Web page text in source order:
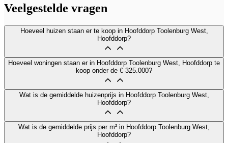
Veelgestelde vragen
Hoeveel huizen staan er te koop in Hoofddorp Toolenburg West,
Hoofddorp?
Hoeveel woningen staan er in Hoofddorp Toolenburg West, Hoofddorp te
koop onder de € 325.000?
Wat is de gemiddelde huizenprijs in Hoofddorp Toolenburg West,
Hoofddorp?
Wat is de gemiddelde prijs per m² in Hoofddorp Toolenburg West,
Hoofddorp?